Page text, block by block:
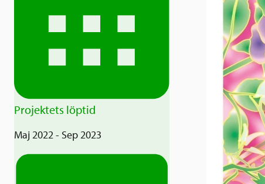
Projektets löptid
Maj 2022 - Sep 2023